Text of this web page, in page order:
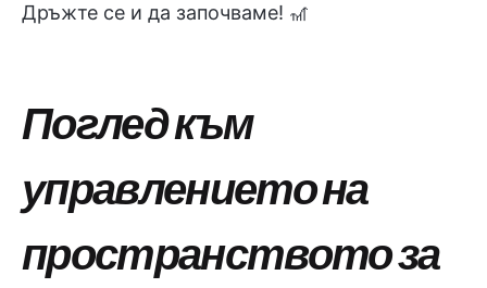
Дръжте се и да започваме! 🎢
Поглед към
управлението на
пространството за